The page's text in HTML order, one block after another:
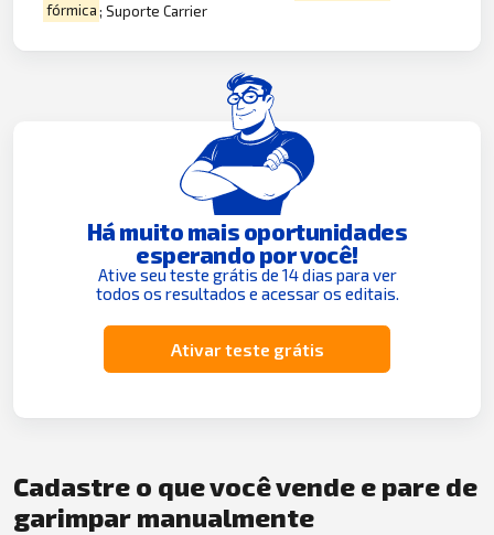
fórmica; Suporte Carrier
Há muito mais oportunidades
esperando por você!
Ative seu teste grátis de 14 dias para ver
todos os resultados e acessar os editais.
Ativar teste grátis
Cadastre o que você vende e pare de
garimpar manualmente